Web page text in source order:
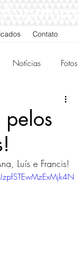
Contato
Notícias Fotos
Luís e Francis!